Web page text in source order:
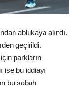
ablukaya alındı.
geçirildi.
parkların
ise bu iddiayı
bu sabah